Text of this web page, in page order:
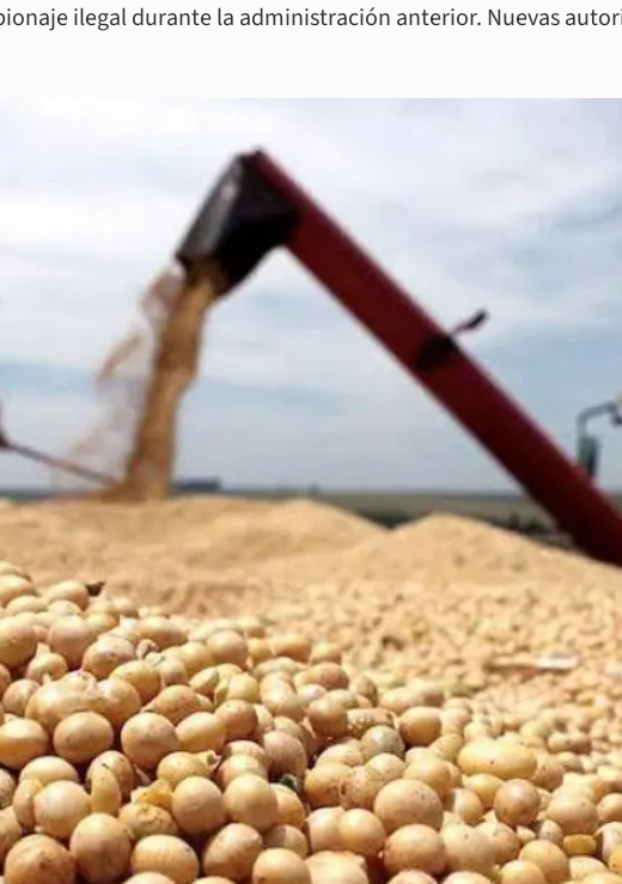
ilegal durante la administración anterior. Nuevas